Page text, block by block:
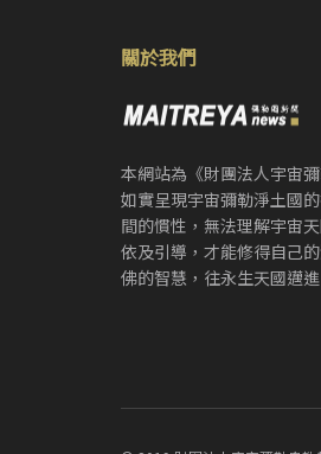
關於我們
本網站為《財團法人宇宙
如實呈現宇宙彌勒淨土國
間的慣性，無法理解宇宙
依及引導，才能修得自己
佛的智慧，往永生天國邁進